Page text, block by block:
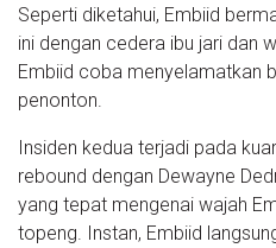
Seperti diketahui, Embiid
ini dengan cedera ibu jari dan
Embiid coba menyelamatkan
penonton.
Insiden kedua terjadi pada
rebound dengan Dewayne
yang tepat mengenai wajah
topeng. Instan, Embiid